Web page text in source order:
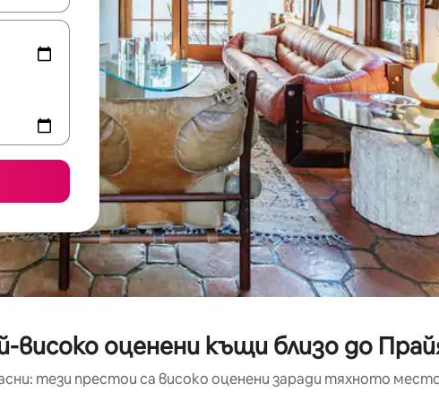
високо оценени къщи близо до
тези престои са високо оценени заради тяхното